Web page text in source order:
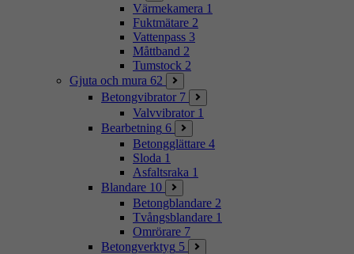
Värmekamera 1
Fuktmätare 2
Vattenpass 3
Måttband 2
Tumstock 2
Gjuta och mura 62
Betongvibrator 7
Valvvibrator 1
Bearbetning 6
Betongglättare 4
Sloda 1
Asfaltsraka 1
Blandare 10
Betongblandare 2
Tvångsblandare 1
Omrörare 7
Betongverktyg 5